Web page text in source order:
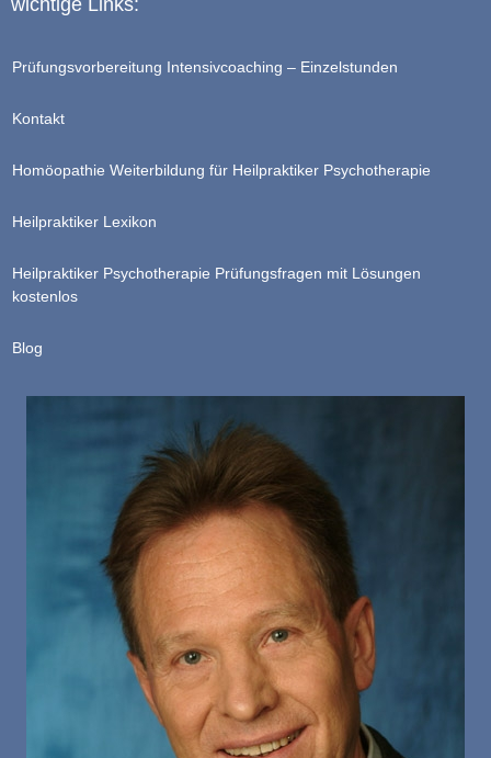
Prüfungsvorbereitung Intensivcoaching – Einzelstunden
Kontakt
Homöopathie Weiterbildung für Heilpraktiker Psychotherapie
Heilpraktiker Lexikon
Heilpraktiker Psychotherapie Prüfungsfragen mit Lösungen
kostenlos
Blog